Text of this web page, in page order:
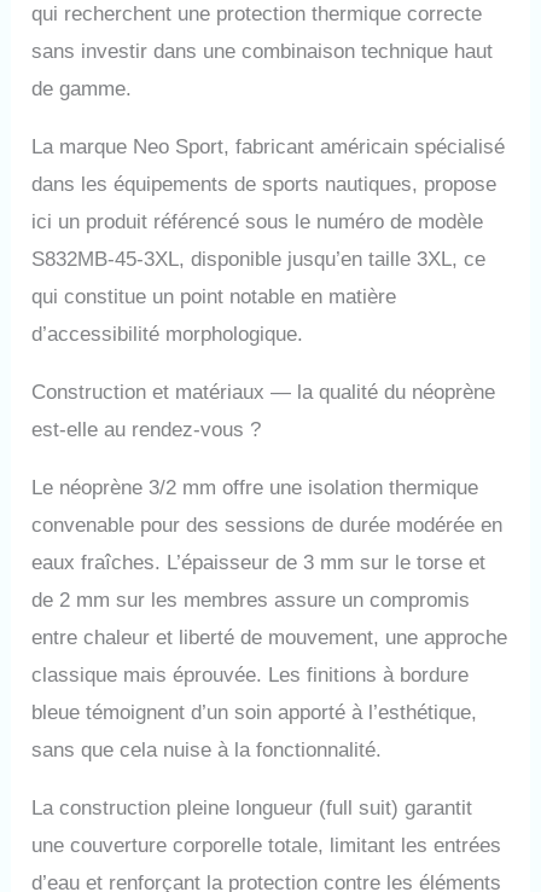
qui recherchent une protection thermique correcte
sans investir dans une combinaison technique haut
de gamme.
La marque Neo Sport, fabricant américain spécialisé
dans les équipements de sports nautiques, propose
ici un produit référencé sous le numéro de modèle
S832MB-45-3XL, disponible jusqu’en taille 3XL, ce
qui constitue un point notable en matière
d’accessibilité morphologique.
Construction et matériaux — la qualité du néoprène
est-elle au rendez-vous ?
Le néoprène 3/2 mm offre une isolation thermique
convenable pour des sessions de durée modérée en
eaux fraîches. L’épaisseur de 3 mm sur le torse et
de 2 mm sur les membres assure un compromis
entre chaleur et liberté de mouvement, une approche
classique mais éprouvée. Les finitions à bordure
bleue témoignent d’un soin apporté à l’esthétique,
sans que cela nuise à la fonctionnalité.
La construction pleine longueur (full suit) garantit
une couverture corporelle totale, limitant les entrées
d’eau et renforçant la protection contre les éléments